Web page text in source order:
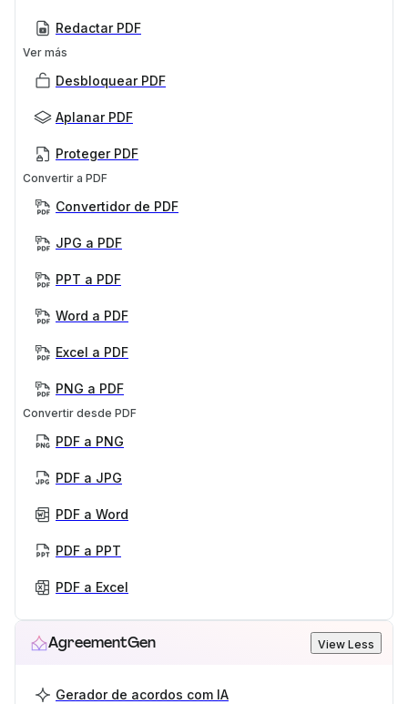
Redactar PDF
Ver más
Desbloquear PDF
Aplanar PDF
Proteger PDF
Convertir a PDF
Convertidor de PDF
JPG a PDF
PPT a PDF
Word a PDF
Excel a PDF
PNG a PDF
Convertir desde PDF
PDF a PNG
PDF a JPG
PDF a Word
PDF a PPT
PDF a Excel
AgreementGen View Less
Gerador de acordos com IA